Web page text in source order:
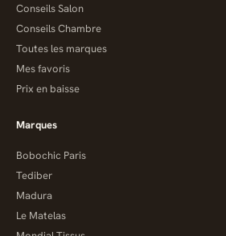
Conseils Salon
Conseils Chambre
Toutes les marques
Mes favoris
Prix en baisse
Marques
Bobochic Paris
Tediber
Madura
Le Matelas